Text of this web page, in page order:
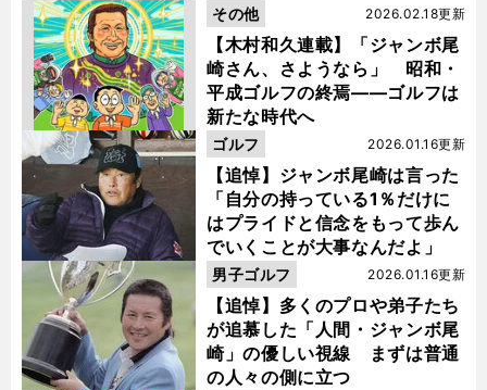
【木村和久連載】「ジャンボ尾
崎さん、さようなら」 昭和・
平成ゴルフの終焉――ゴルフは
新たな時代へ
2026.02.18更新
その他
【追悼】ジャンボ尾崎は言った
「自分の持っている1％だけに
はプライドと信念をもって歩ん
でいくことが大事なんだよ」
2026.01.16更新
ゴルフ
【追悼】多くのプロや弟子たち
が追慕した「人間・ジャンボ尾
崎」の優しい視線 まずは普通
の人々の側に立つ
2026.01.16更新
男子ゴルフ